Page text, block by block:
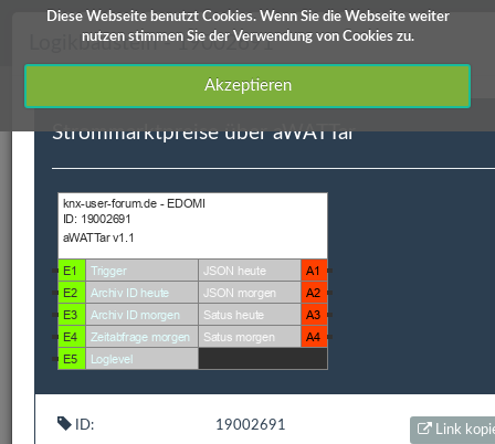
Diese Webseite benutzt Cookies. Wenn Sie die Webseite weiter
nutzen stimmen Sie der Verwendung von Cookies zu.
Akzeptieren
knx-user-forum Service
ETS Produktdatenbanken
Edomi
Kurzbeschreibung Autor
Logikbaustein - 19002691
Strommarktpreise über aWATTar
ID: 19002691 Link